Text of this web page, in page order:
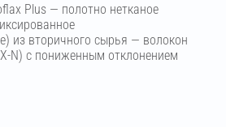
Plus — полотно нетканое
из вторичного сырья — волокон
N) с пониженным отклонением